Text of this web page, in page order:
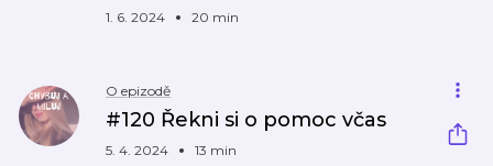
1. 6. 2024 20 min
O epizodě
#120 Řekni si o pomoc včas
5. 4. 2024 13 min